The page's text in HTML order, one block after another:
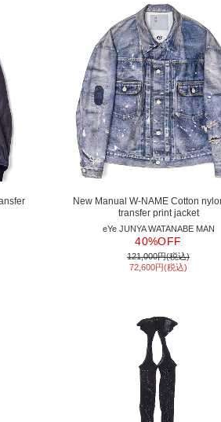
New Manual W-NAME Cotton
transfer print jacket
eYe JUNYA WATANABE MAN
40%OFF
121,000円(税込)
72,600円(税込)